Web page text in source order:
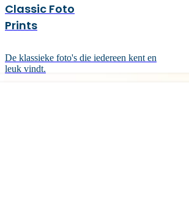
Classic Foto
Prints
De klassieke foto's die iedereen kent en
leuk vindt.